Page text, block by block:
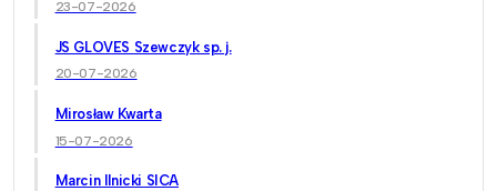
23-07-2026
JS GLOVES Szewczyk sp. j.
20-07-2026
Mirosław Kwarta
15-07-2026
Marcin Ilnicki SICA